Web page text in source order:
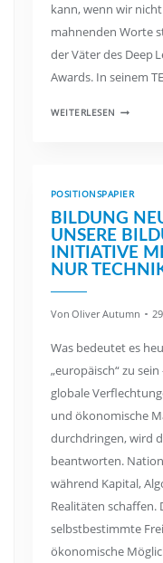
kann, wenn wir
mahnenden Worte
der Väter des Deep
Awards. In seinem
WEITERLESEN
POSITIONSPAPIER
BILDUNG
UNSERE
INITIATIVE
NUR
Von Oliver Autumn
Was bedeutet es
„europäisch“ zu
globale
und ökonomische
durchdringen, wird
beantworten.
während Kapital,
Realitäten schaffen.
selbstbestimmte
ökonomische